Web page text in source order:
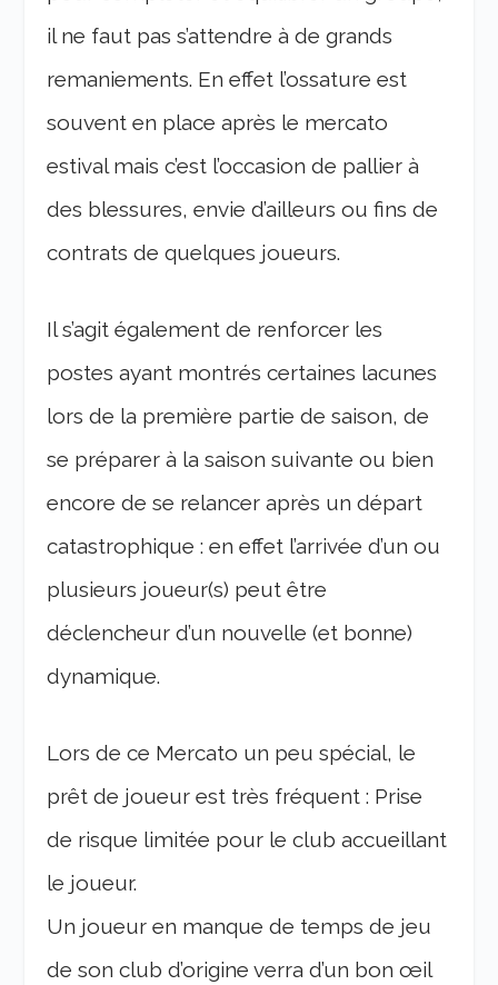
il ne faut pas s’attendre à de grands
remaniements. En effet l’ossature est
souvent en place après le mercato
estival mais c’est l’occasion de pallier à
des blessures, envie d’ailleurs ou fins de
contrats de quelques joueurs.
Il s’agit également de renforcer les
postes ayant montrés certaines lacunes
lors de la première partie de saison, de
se préparer à la saison suivante ou bien
encore de se relancer après un départ
catastrophique : en effet l’arrivée d’un ou
plusieurs joueur(s) peut être
déclencheur d’un nouvelle (et bonne)
dynamique.
Lors de ce Mercato un peu spécial, le
prêt de joueur est très fréquent : Prise
de risque limitée pour le club accueillant
le joueur.
Un joueur en manque de temps de jeu
de son club d’origine verra d’un bon œil